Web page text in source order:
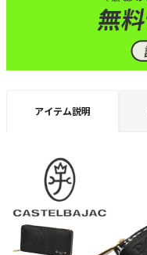
アイテム説明